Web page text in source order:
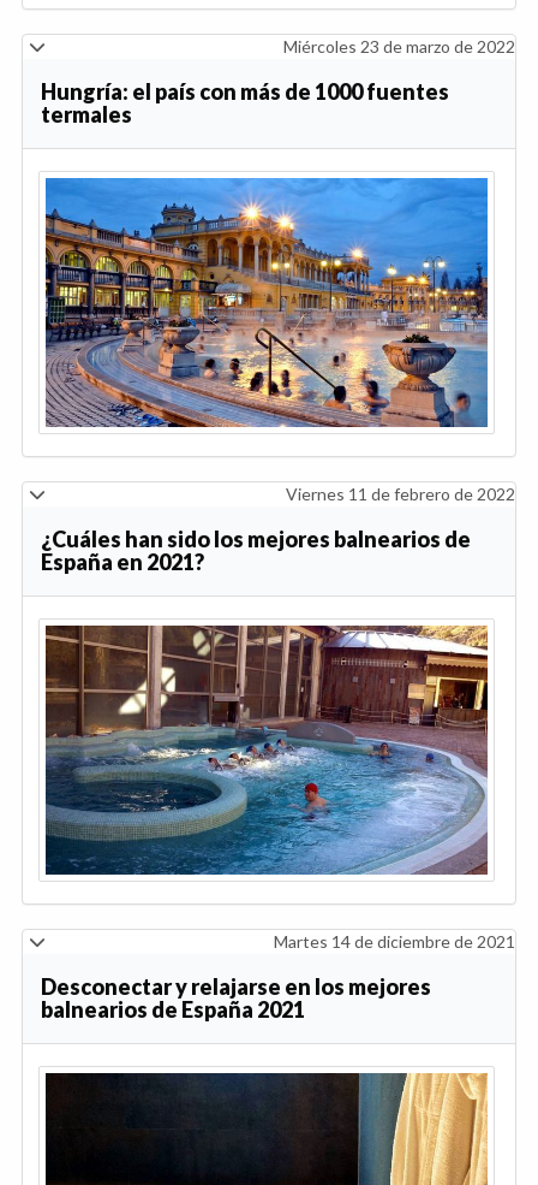
Miércoles 23 de marzo de 2022
Hungría: el país con más de 1000 fuentes
termales
Viernes 11 de febrero de 2022
¿Cuáles han sido los mejores balnearios de
España en 2021?
Martes 14 de diciembre de 2021
Desconectar y relajarse en los mejores
balnearios de España 2021